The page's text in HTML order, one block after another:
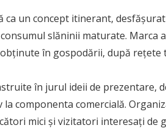
ca un concept itinerant,
slăninii maturate.
în gospodării, după
în jurul ideii de prezentare,
la componenta comercială.
mici și vizitatori interesați de